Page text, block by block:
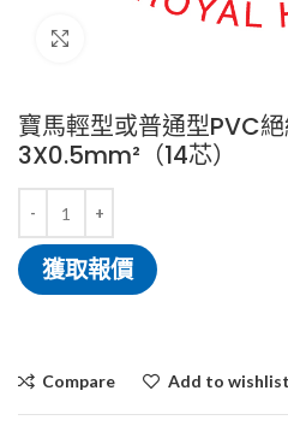
寶馬輕型或普通型PVC
3X0.5mm²（14芯）
獲取報價
Compare Add to wishlist